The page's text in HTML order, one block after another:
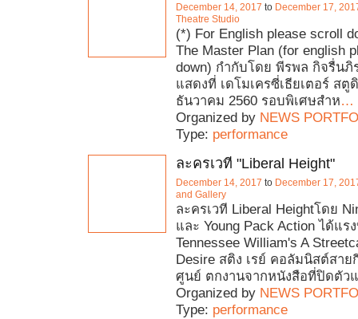
December 14, 2017 to December 17,
Theatre Studio
(*) For English please scroll
The Master Plan (for english
down) กำกับโดย พีรพล กิจรื่น
แสดงที่ เดโมเครซี่เธียเตอร์ สตู
ธันวาคม 2560 รอบพิเศษสำห…
Organized by NEWS
Type: performance
ละครเวที "Liberal Height"
December 14, 2017 to December 17,
and Gallery
ละครเวที Liberal Heightโดย
และ Young Pack Action ได้แร
Tennessee William's A
Desire สติง เรย์ คอลัมนิสต์สาย
ศูนย์ ตกงานจากหนังสือที่ปิดตัว
Organized by NEWS
Type: performance